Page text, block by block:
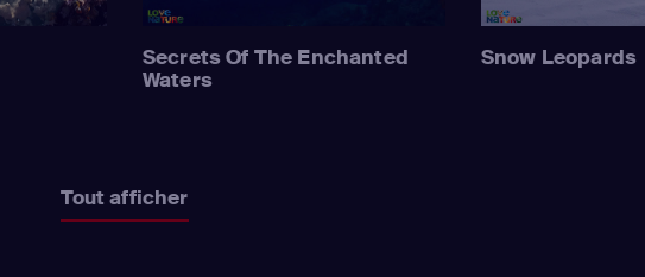
Secrets Of The Enchanted
Waters
Snow Leopards
Tout afficher